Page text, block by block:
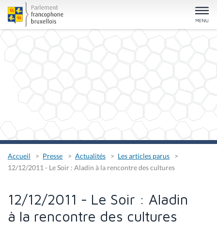
Accueil Presse Actualités
Les articles parus
12/12/2011 - Le Soir : Aladin à la rencontre des cultures
12/12/2011 - Le Soir : Aladin
à la rencontre des cultures